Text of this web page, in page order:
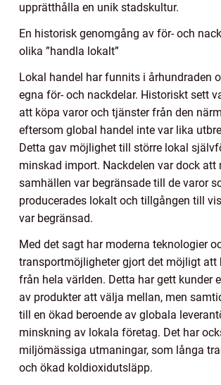
upprätthålla en unik stadskultur.
En historisk genomgång av för- och
olika ”handla lokalt”
Lokal handel har funnits i århundraden
egna för- och nackdelar. Historiskt sett
att köpa varor och tjänster från den
eftersom global handel inte var lika
Detta gav möjlighet till större lokal
minskad import. Nackdelen var dock att
samhällen var begränsade till de varor
producerades lokalt och tillgången till
var begränsad.
Med det sagt har moderna teknologier
transportmöjligheter gjort det möjligt att
från hela världen. Detta har gett kunder
av produkter att välja mellan, men
till en ökad beroende av globala
minskning av lokala företag. Det har
miljömässiga utmaningar, som långa
och ökad koldioxidutsläpp.